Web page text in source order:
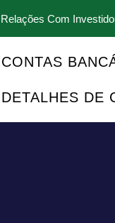
Relações Com
CONTAS
DETALHES DE